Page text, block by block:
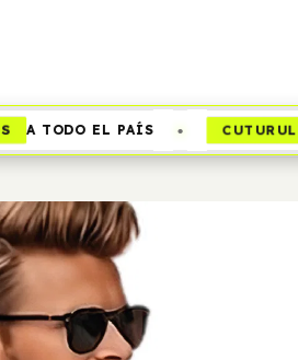
A TODO EL PAÍS • CUTURULE